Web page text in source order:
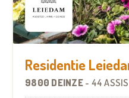
Residentie
9800 DEINZE - 44